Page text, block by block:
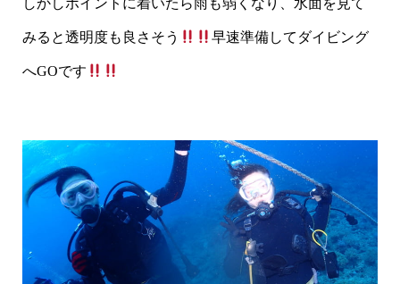
しかしポイントに着いたら雨も弱くなり、水面を見て
みると透明度も良さそう 早速準備してダイビング
へGOです